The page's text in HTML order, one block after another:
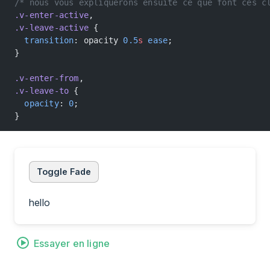
/* nous vous expliquerons ensuite ce que font ces
.v-enter-active,
.v-leave-active {
  transition
: opacity 0.5s ease;
}
.v-enter-from ,
.v-leave-to {
  opacity
: 0;
}
Toggle Fade
hello
Essayer en ligne